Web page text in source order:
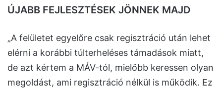
ÚJABB FEJLESZTÉSEK JÖNNEK MAJD
„A felületet egyelőre csak regisztráció után lehet
elérni a korábbi túlterheléses támadások miatt,
de azt kértem a MÁV-tól, mielőbb keressen olyan
megoldást, ami regisztráció nélkül is működik. Ez